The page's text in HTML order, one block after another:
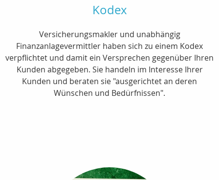
Kodex
Versicherungsmakler und unabhängig
Finanzanlagevermittler haben sich zu einem Kodex
verpflichtet und damit ein Versprechen gegenüber Ihren
Kunden abgegeben. Sie handeln im Interesse Ihrer
Kunden und beraten sie "ausgerichtet an deren
Wünschen und Bedürfnissen".